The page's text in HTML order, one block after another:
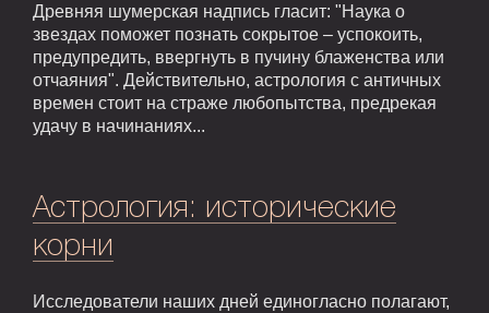
Древняя шумерская надпись гласит: "Наука о
звездах поможет познать сокрытое – успокоить,
предупредить, ввергнуть в пучину блаженства или
отчаяния". Действительно, астрология с античных
времен стоит на страже любопытства, предрекая
удачу в начинаниях...
Астрология: исторические
корни
Исследователи наших дней единогласно полагают,